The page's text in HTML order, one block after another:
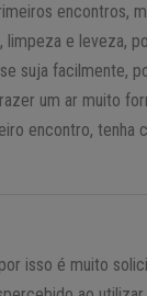
encontros,
, limpeza e leveza,
suja facilmente,
um ar muito
encontro, tenha
isso é muito